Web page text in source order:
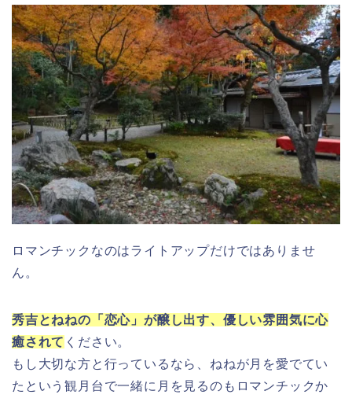
ロマンチックなのはライトアップだけではありませ
ん。
秀吉とねねの「恋心」が醸し出す、優しい雰囲気に心
癒されて ください。
もし大切な方と行っているなら、ねねが月を愛でてい
たという観月台で一緒に月を見るのもロマンチックか